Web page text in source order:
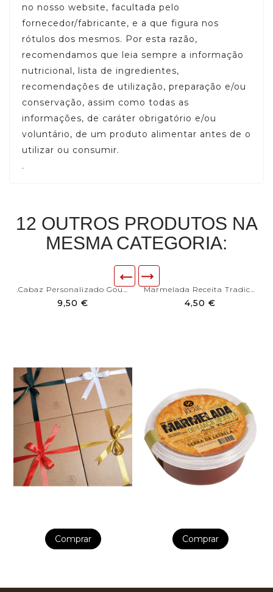
no nosso website, facultada pelo
fornecedor/fabricante, e a que figura nos
rótulos dos mesmos. Por esta razão,
recomendamos que leia sempre a informação
nutricional, lista de ingredientes,
recomendações de utilização, preparação e/ou
conservação, assim como todas as
informações, de caráter obrigatório e/ou
voluntário, de um produto alimentar antes de o
utilizar ou consumir.
.
12 OUTROS PRODUTOS NA
MESMA CATEGORIA:
.Cabaz Personalizado Gourmet
9,50 €
Comprar
Marmelada Receita Tradicional
4,50 €
Comprar